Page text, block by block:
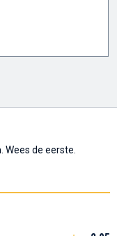
Wees de eerste.